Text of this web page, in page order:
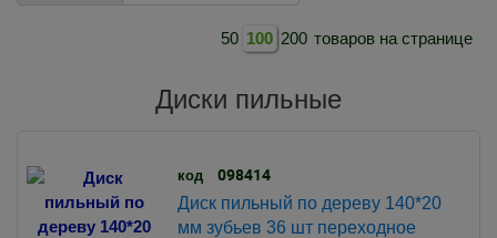
50 100 200 товаров на странице
Диски пильные
код 098414
Диск пильный по дереву 140*20
мм зубьев 36 шт переходное